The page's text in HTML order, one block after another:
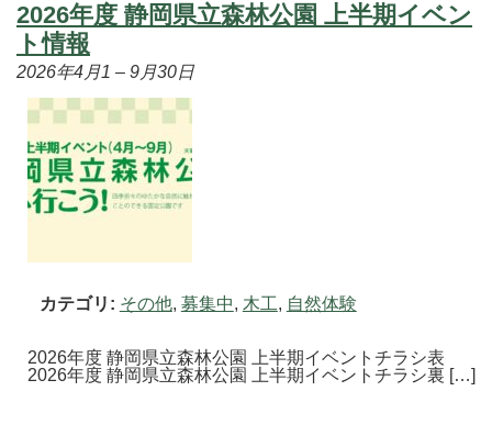
2026年度 静岡県立森林公園 上半期イベン
ト情報
2026年4月1 – 9月30日
カテゴリ: その他, 募集中, 木工, 自然体験
2026年度 静岡県立森林公園 上半期イベントチラシ表
2026年度 静岡県立森林公園 上半期イベントチラシ裏 […]